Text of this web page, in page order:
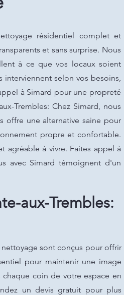
résidentiel complet et
et sans surprise. Nous
à ce que vos locaux soient
selon vos besoins,
à Simard pour une propreté
Trembles: Chez Simard, nous
offre une alternative saine pour
propre et confortable.
agréable à vivre. Faites appel à
avec Simard témoignent d'un
aux-Trembles:
nettoyage sont conçus pour offrir
pour maintenir une image
coin de votre espace en
un devis gratuit pour plus